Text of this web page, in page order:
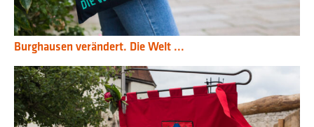
Burghausen verändert. Die Welt ...